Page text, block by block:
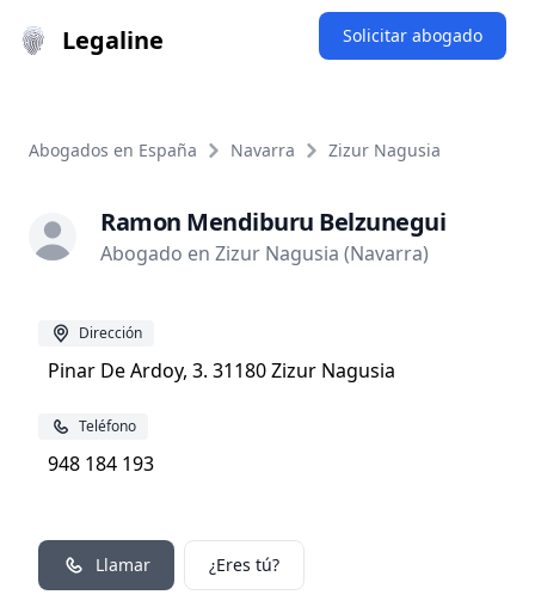
Legaline Solicitar abogado
Abogados en España Navarra Zizur Nagusia
Ramon Mendiburu Belzunegui
Abogado en Zizur Nagusia (Navarra)
Dirección
Pinar De Ardoy, 3. 31180 Zizur Nagusia
Teléfono
948 184 193
Llamar ¿Eres tú?